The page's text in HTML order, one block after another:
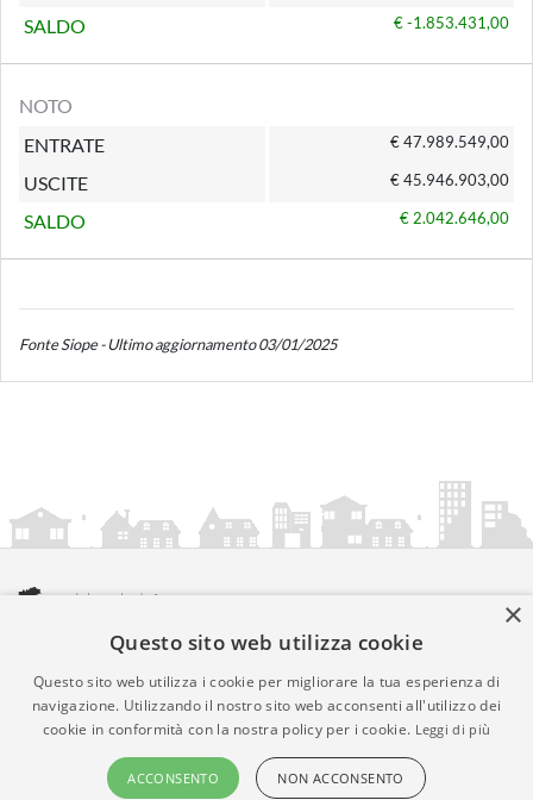
SALDO € -1.853.431,00
NOTO
ENTRATE
€ 47.989.549,00
USCITE € 45.946.903,00
SALDO € 2.042.646,00
Fonte Siope - Ultimo aggiornamento 03/01/2025
amministrazionicomunali.it è una iniziativa diartemedia.it
© Copyright MMXXIV - P.IVA 05400000724
Informazioni sul servizio |Informativa Privacy| Informativa
Cookies • Time 0.0068
×
Questo sito web utilizza cookie
Questo sito web utilizza i cookie per migliorare la tua esperienza di
navigazione. Utilizzando il nostro sito web acconsenti all'utilizzo dei
cookie in conformità con la nostra policy per i cookie. Leggi di più
ACCONSENTO NON ACCONSENTO